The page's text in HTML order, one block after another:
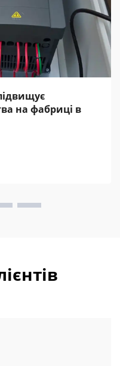
на фабриці в